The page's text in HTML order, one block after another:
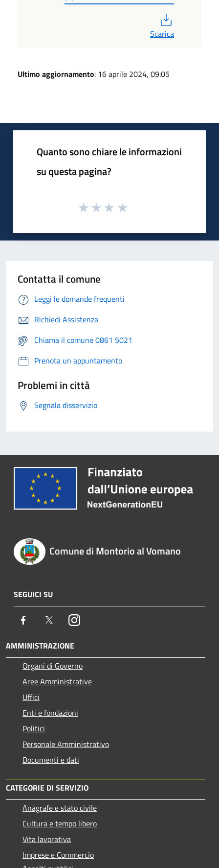
Scarica
Ultimo aggiornamento: 16 aprile 2024, 09:05
Quanto sono chiare le informazioni
su questa pagina?
Contatta il comune
Leggi le domande frequenti
Richiedi Assistenza
Chiama il comune 0861 5021
Prenota un appuntamento
Problemi in città
Segnala disservizio
Comune di Montorio al Vomano
SEGUICI SU
Facebook TwitterInstagram
AMMINISTRAZIONE
Organi di Governo
Aree Amministrative
Uffici
Enti e fondazioni
Politici
Personale Amministrativo
Documenti e dati
CATEGORIE DI SERVIZIO
Anagrafe e stato civile
Cultura e tempo libero
Vita lavorativa
Imprese e Commercio